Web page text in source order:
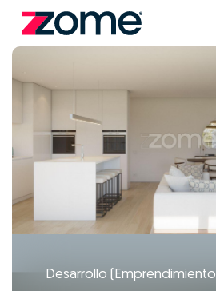
Desarrollo (Emprendimiento)